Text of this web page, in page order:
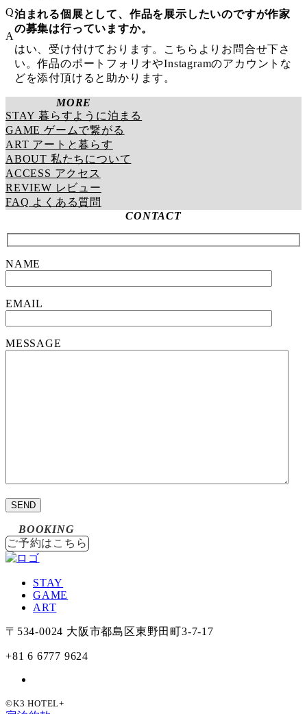
Q泊まれる個展として、作品を展示したいのですが作家
の募集は行っていますか。
A
はい、受け付けております。こちらよりお問合せ下さ
い。作品のポートフォリオやInstagramのアカウントな
どを添付頂けると助かります。
MORE
STAY 暮らすように泊まる
GAME ゲームで繋がる
ART アートと暮らす
ABOUT 私たちについて
ACCESS アクセス
REVIEW レビュー
FAQ よくある質問
CONTACT
NAME
EMAIL
MESSAGE
BOOKING
ご予約はこちら
STAY
GAME
ART
〒534-0024 大阪市都島区東野田町3-7-17
+81 6 6777 9624
©K3 HOTEL+